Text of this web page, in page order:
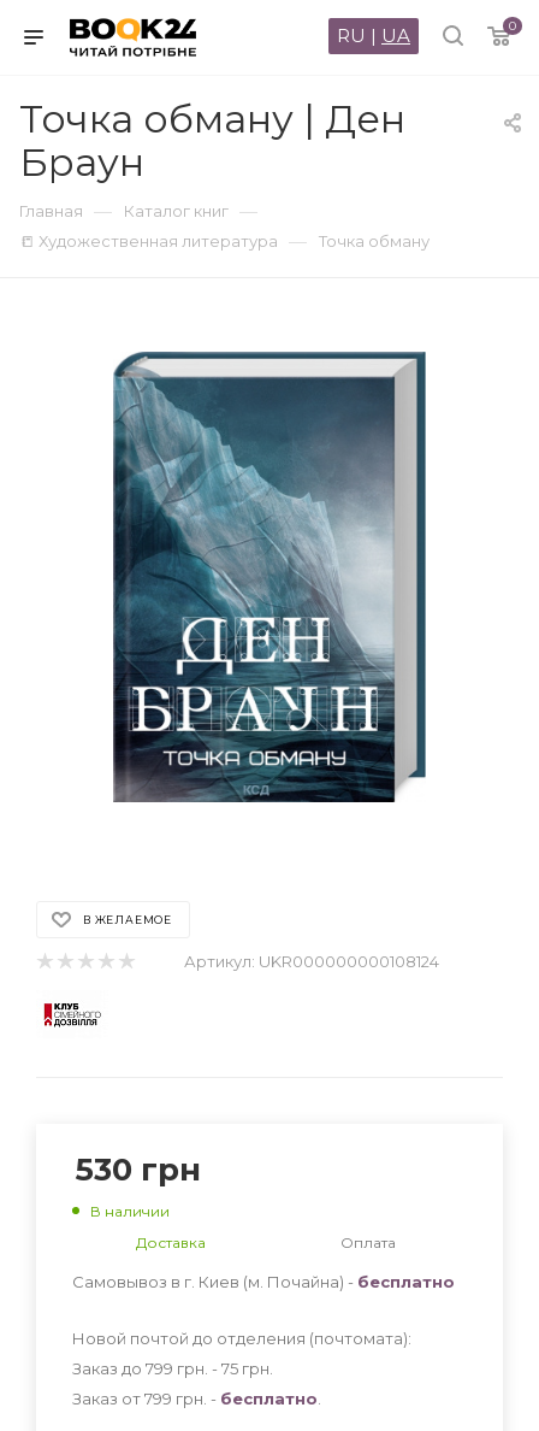
0
RU | UA
Точка обману | Ден
Браун
Главная — Каталог книг —
📒 Художественная литература — Точка обману
В ЖЕЛАЕМОЕ
Артикул: UKR000000000108124
530 грн
В наличии
Доставка
Оплата
Самовывоз в г. Киев (м. Почайна) - бесплатно
Новой почтой до отделения (почтомата):
Заказ до 799 грн. - 75 грн
Заказ от 799 грн. - бесплатно